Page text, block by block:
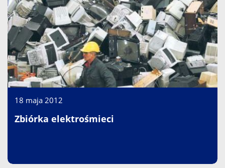
18 maja 2012
Zbiórka elektrośmieci